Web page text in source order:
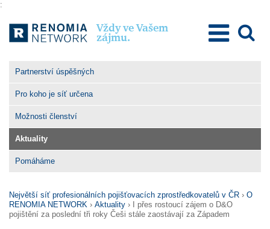
:
Vždy ve Vašem
zájmu.
Partnerství úspěšných
Pro koho je síť určena
Možnosti členství
Aktuality
Pomáháme
Největší síť profesionálních pojišťovacích zprostředkovatelů v ČR › O
RENOMIA NETWORK › Aktuality ›
I přes rostoucí zájem o D&O
pojištění za poslední tři roky Češi stále zaostávají za Západem